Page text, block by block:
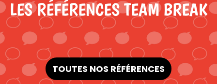
LES RÉFÉRENCES TEAM BREAK
TOUTES NOS RÉFÉRENCES